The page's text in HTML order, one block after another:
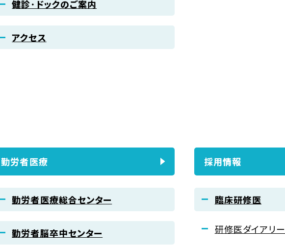
健診･ドックのご案内
アクセス
勤労者医療
勤労者医療総合センター
勤労者脳卒中センター
採用情報
臨床研修医
研修医ダイアリー